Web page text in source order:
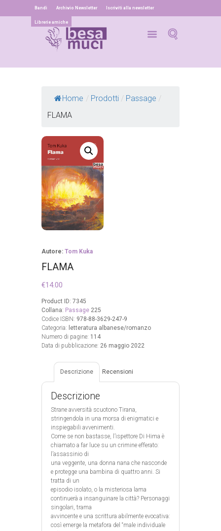
Bandi Archivio Newsletter Iscriviti alla newsletter
Librerie amiche
Home / Prodotti / Passage /
FLAMA
Autore: Tom Kuka
FLAMA
€14.00
Product ID: 7345
Collana: Passage 225
Codice ISBN: 978-88-3629-247-9
Categoria: letteratura albanese/romanzo
Numero di pagine: 114
Data di pubblicazione: 26 maggio 2022
Descrizione Recensioni
Descrizione
Strane avversità scuotono Tirana,
stringendola in una morsa di enigmatici e
inspiegabili avvenimenti.
Come se non bastasse, l’ispettore Di Hima è
chiamato a far luce su un crimine efferato:
l’assassinio di
una veggente, una donna nana che nasconde
e protegge una bambina di quattro anni. Si
tratta di un
episodio isolato, o la misteriosa lama
continuerà a insanguinare la città? Personaggi
singolari, trama
avvincente e una scrittura abilmente evocativa:
così emerge la metafora del “male individuale